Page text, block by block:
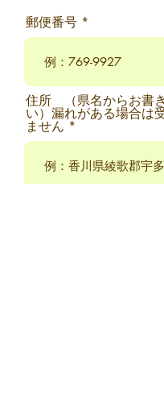
郵便番号
住所 （県名からお書
い）漏れがある場合は
ません